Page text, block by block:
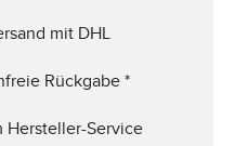
mit DHL
Rückgabe *
Hersteller-Service